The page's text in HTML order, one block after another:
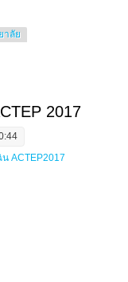
าลัย
2017
ACTEP2017